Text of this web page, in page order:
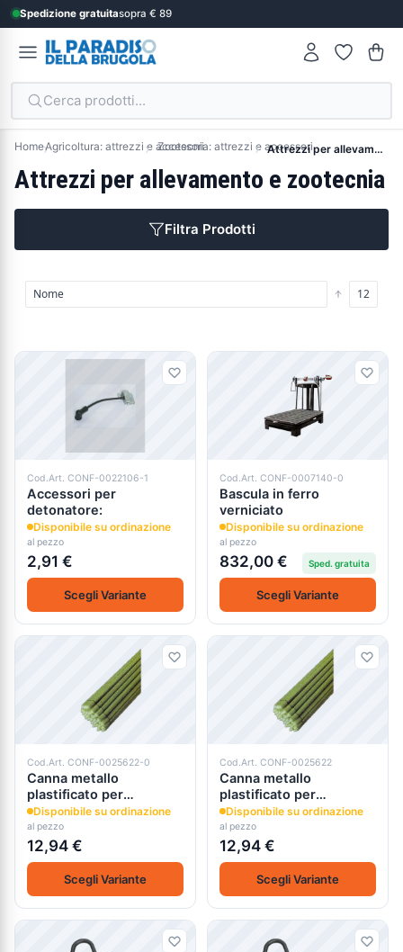
Spedizione gratuitasopra € 89
Cerca prodotti...
HomeAgricoltura: attrezzi e accessoriZootecnia: attrezzi e accessori Attrezzi per allevamento e zootecnia
Attrezzi per allevamento e zootecnia
Filtra Prodotti
Prodotti
Cod.Art. CONF-0022106-1
Accessori per
detonatore:
Disponibile su ordinazione
al pezzo
2,91 €
Scegli Variante
Cod.Art. CONF-0007140-0
Bascula in ferro
verniciato
Disponibile su ordinazione
al pezzo
832,00 € Sped. gratuita
Scegli Variante
Cod.Art. CONF-0025622-0
Canna metallo
plastificato per
pomodoro a. 652
Disponibile su ordinazione
al pezzo
12,94 €
Scegli Variante
Cod.Art. CONF-0025622
Canna metallo
plastificato per
pomodoro a. 652
Disponibile su ordinazione
al pezzo
12,94 €
Scegli Variante